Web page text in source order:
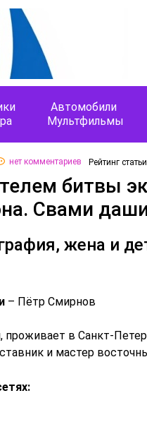
Автомобили
Мультфильмы
нет комментариев Рейтинг статьи
битвы
Свами
жена и
– Пётр Смирнов
проживает в Санкт-
и мастер